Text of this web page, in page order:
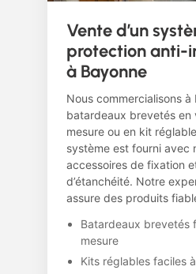
Vente d’un
protection anti-
à Bayonne
Nous commercialisons à
batardeaux brevetés en
mesure ou en kit
système est fourni avec
accessoires de fixation
d’étanchéité. Notre
assure des produits
Batardeaux brevetés
mesure
Kits réglables faciles